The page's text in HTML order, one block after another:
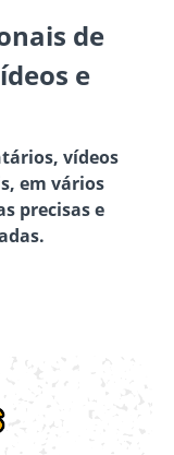
de
e
vídeos
em vários
precisas e